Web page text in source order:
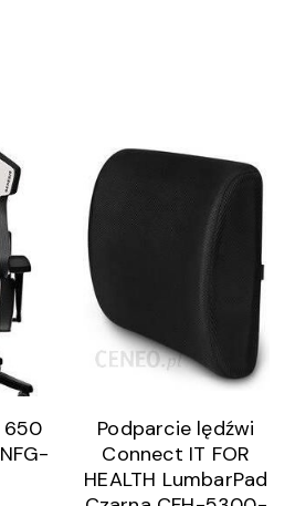
650
Podparcie lędźwi
Connect IT FOR
HEALTH LumbarPad